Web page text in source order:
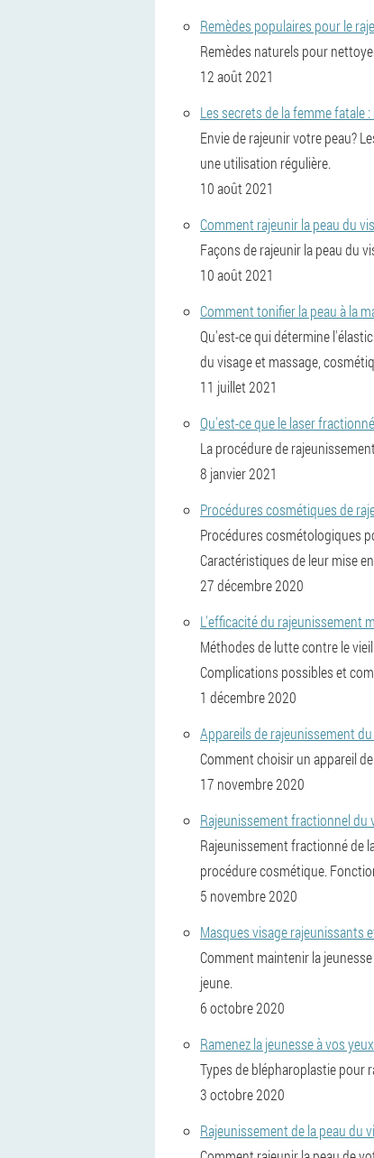
Remèdes populaires pour le
Remèdes naturels pour
12 août 2021
Les secrets de la femme fatale
Envie de rajeunir votre peau?
une utilisation régulière.
10 août 2021
Comment rajeunir la peau du
Façons de rajeunir la peau du
10 août 2021
Comment tonifier la peau à la
Qu'est-ce qui détermine
du visage et massage,
11 juillet 2021
Qu'est-ce que le laser
La procédure de
8 janvier 2021
Procédures cosmétiques de
Procédures cosmétologiques
Caractéristiques de leur mise
27 décembre 2020
L'efficacité du rajeunissement
Méthodes de lutte contre le
Complications possibles et
1 décembre 2020
Appareils de rajeunissement
Comment choisir un appareil
17 novembre 2020
Rajeunissement fractionnel du
Rajeunissement fractionné de
procédure cosmétique.
5 novembre 2020
Masques visage rajeunissants
Comment maintenir la
jeune.
6 octobre 2020
Ramenez la jeunesse à vos
Types de blépharoplastie pour
3 octobre 2020
Rajeunissement de la peau du